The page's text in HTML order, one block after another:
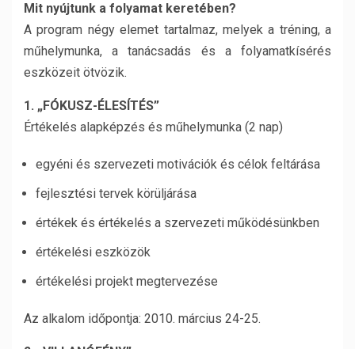
Mit nyújtunk a folyamat keretében?
A program négy elemet tartalmaz, melyek a tréning, a
műhelymunka, a tanácsadás és a folyamatkísérés
eszközeit ötvözik.
1. „FÓKUSZ-ÉLESÍTÉS”
Értékelés alapképzés és műhelymunka (2 nap)
egyéni és szervezeti motivációk és célok feltárása
fejlesztési tervek körüljárása
értékek és értékelés a szervezeti működésünkben
értékelési eszközök
értékelési projekt megtervezése
Az alkalom időpontja: 2010. március 24-25.